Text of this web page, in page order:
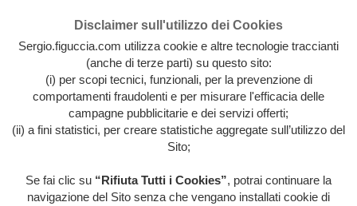
Archivio intera attività artistica di Sergio Figuccia & Opinionismo
Disclaimer sull'utilizzo dei Cookies
Sergio.figuccia.com utilizza cookie e altre tecnologie traccianti
(anche di terze parti) su questo sito:
(i) per scopi tecnici, funzionali, per la prevenzione di
comportamenti fraudolenti e per misurare l'efficacia delle
campagne pubblicitarie e dei servizi offerti;
(ii) a fini statistici, per creare statistiche aggregate sull’utilizzo del
Sito;
Se fai clic su “Rifiuta Tutti i Cookies”, potrai continuare la
navigazione del Sito senza che vengano installati cookie di